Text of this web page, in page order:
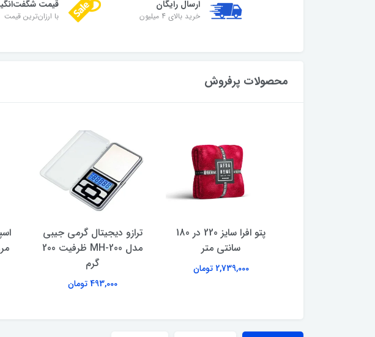
ارسال رایگان
خرید بالای 4 میلیون
قیمت
با ارزان‌ترین قیمت
محصولات پرفروش
پتو افرا سایز 220 در 180
سانتی متر
2,739,000 تومان
ترازو دیجیتال گرمی جیبی
مدل MH-200 ظرفیت 200
گرم
493,000 تومان